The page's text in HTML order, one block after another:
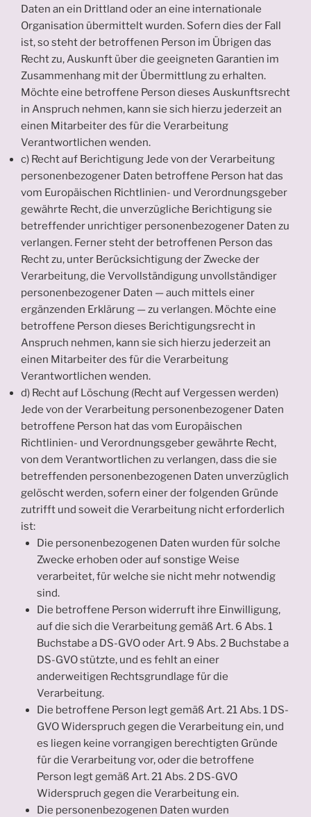
Daten an ein Drittland oder an eine internationale
Organisation übermittelt wurden. Sofern dies der Fall
ist, so steht der betroffenen Person im Übrigen das
Recht zu, Auskunft über die geeigneten Garantien im
Zusammenhang mit der Übermittlung zu erhalten.
Möchte eine betroffene Person dieses Auskunftsrecht
in Anspruch nehmen, kann sie sich hierzu jederzeit an
einen Mitarbeiter des für die Verarbeitung
Verantwortlichen wenden.
c) Recht auf Berichtigung Jede von der Verarbeitung
personenbezogener Daten betroffene Person hat das
vom Europäischen Richtlinien- und Verordnungsgeber
gewährte Recht, die unverzügliche Berichtigung sie
betreffender unrichtiger personenbezogener Daten zu
verlangen. Ferner steht der betroffenen Person das
Recht zu, unter Berücksichtigung der Zwecke der
Verarbeitung, die Vervollständigung unvollständiger
personenbezogener Daten — auch mittels einer
ergänzenden Erklärung — zu verlangen. Möchte eine
betroffene Person dieses Berichtigungsrecht in
Anspruch nehmen, kann sie sich hierzu jederzeit an
einen Mitarbeiter des für die Verarbeitung
Verantwortlichen wenden.
d) Recht auf Löschung (Recht auf Vergessen werden)
Jede von der Verarbeitung personenbezogener Daten
betroffene Person hat das vom Europäischen
Richtlinien- und Verordnungsgeber gewährte Recht,
von dem Verantwortlichen zu verlangen, dass die sie
betreffenden personenbezogenen Daten unverzüglich
gelöscht werden, sofern einer der folgenden Gründe
zutrifft und soweit die Verarbeitung nicht erforderlich
ist:
Die personenbezogenen Daten wurden für solche
Zwecke erhoben oder auf sonstige Weise
verarbeitet, für welche sie nicht mehr notwendig
sind.
Die betroffene Person widerruft ihre Einwilligung,
auf die sich die Verarbeitung gemäß Art. 6 Abs. 1
Buchstabe a DS-GVO oder Art. 9 Abs. 2 Buchstabe a
DS-GVO stützte, und es fehlt an einer
anderweitigen Rechtsgrundlage für die
Verarbeitung.
Die betroffene Person legt gemäß Art. 21 Abs. 1 DS-
GVO Widerspruch gegen die Verarbeitung ein, und
es liegen keine vorrangigen berechtigten Gründe
für die Verarbeitung vor, oder die betroffene
Person legt gemäß Art. 21 Abs. 2 DS-GVO
Widerspruch gegen die Verarbeitung ein.
Die personenbezogenen Daten wurden